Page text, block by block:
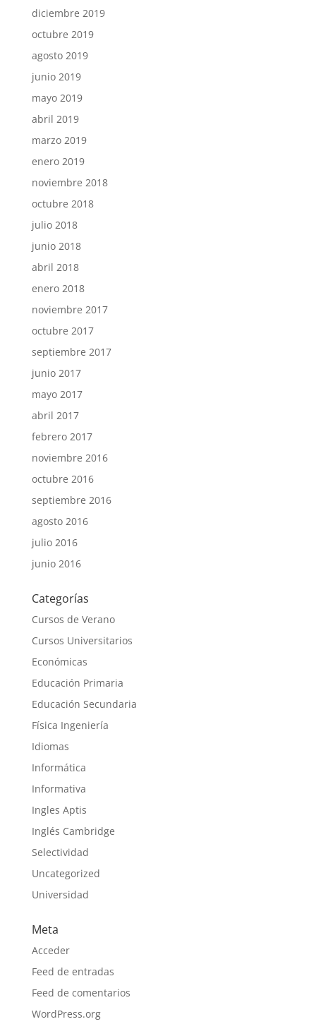
diciembre 2019
octubre 2019
agosto 2019
junio 2019
mayo 2019
abril 2019
marzo 2019
enero 2019
noviembre 2018
octubre 2018
julio 2018
junio 2018
abril 2018
enero 2018
noviembre 2017
octubre 2017
septiembre 2017
junio 2017
mayo 2017
abril 2017
febrero 2017
noviembre 2016
octubre 2016
septiembre 2016
agosto 2016
julio 2016
junio 2016
Categorías
Cursos de Verano
Cursos Universitarios
Económicas
Educación Primaria
Educación Secundaria
Física Ingeniería
Idiomas
Informática
Informativa
Ingles Aptis
Inglés Cambridge
Selectividad
Uncategorized
Universidad
Meta
Acceder
Feed de entradas
Feed de comentarios
WordPress.org